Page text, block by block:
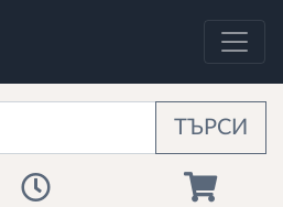
ТЪРСИ